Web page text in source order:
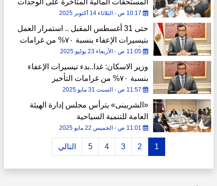
المستحقات المالية المتأخرة على الوحدات
والمحال وقطع الأراضي والفيلات
10:17 ص - الثلاثاء 14 أكتوبر 2025
حتى 31 أغسطس المقبل .. استمرار العمل
بتيسيرات الإعفاء بنسبة ٧٠% من غرامات
التأخير للوحدات والمحال والفيلات
11:05 ص - الأربعاء 23 يوليو 2025
وزير الاسكان: غدا..بدء تيسيرات الإعفاء
بنسبة ٧٠% من غرامات التأخير
11:57 ص - السبت 31 مايو 2025
«الشربينى» يترأس مجلس إدارة الهيئة
العامة للتنمية السياحية
11:01 ص - الخميس 22 مايو 2025
1
2
3
4
5 التالي